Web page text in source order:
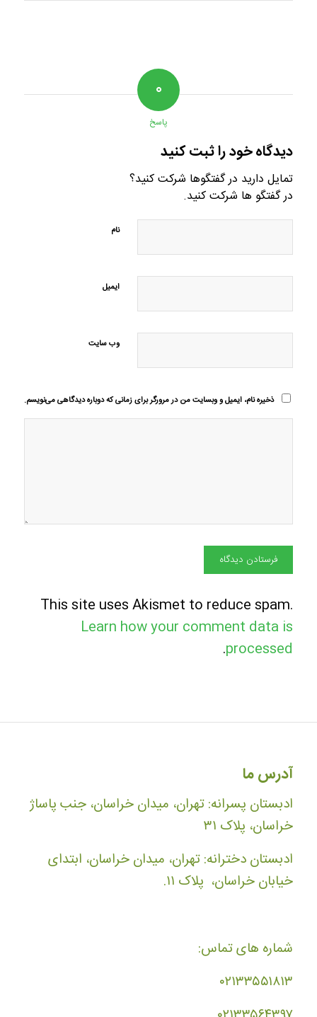
۰
پاسخ
دیدگاه خود را ثبت کنید
تمایل دارید در گفتگوها شرکت کنید؟
در گفتگو ها شرکت کنید.
نام
ایمیل
وب‌ سایت
ذخیره نام، ایمیل و وبسایت من در مرورگر برای زمانی که دوباره دیدگاهی می‌نویسم.
This site uses Akismet to reduce spam.
Learn how your comment data is
processed
.
آدرس ما
ادبستان پسرانه: تهران، میدان خراسان، جنب پاساژ
خراسان، پلاک ۳۱
ادبستان دخترانه: تهران، میدان خراسان، ابتدای
خیابان خراسان، پلاک ۱۱.
شماره های تماس:
۰۲۱۳۳۵۵۱۸۱۳